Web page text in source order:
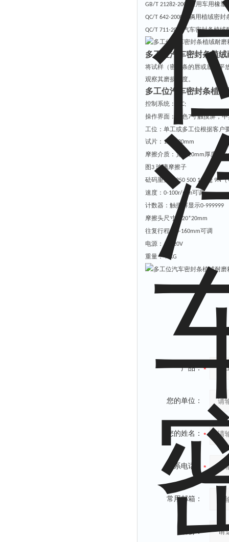
GB/T 21282-2007 乘用车用橡
QC/T 642-2000 车辆用植绒密
QC/T 711-2004 汽车密封条植绒
多工位汽车密封条植
将试样（密封条的唇或底）平
观察其磨损程度。
多工位汽车密封条植
控制系统： PLC;
操作界面：彩色7寸触摸屏，
工位：单工或多工位根据客户
试片： 150-220mm
摩擦介质：宽度 20mm厚度
图3 玻璃摩擦子
砝码重量：250 500 1000g 9N（
速度： 0-100r/min可调
计数器 ： 触摸屏显示0-999999
摩擦头尺寸：20*20mm
往复行程： 0-160mm可调
电源：AC220V
重量：40KG
产品：
您的单位：
您的姓名：
联系电话：
常用邮箱：
省份：